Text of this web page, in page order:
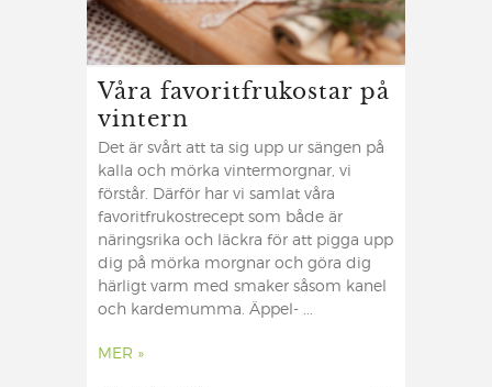
Våra favoritfrukostar på
vintern
Det är svårt att ta sig upp ur sängen på
kalla och mörka vintermorgnar, vi
förstår. Därför har vi samlat våra
favoritfrukostrecept som både är
näringsrika och läckra för att pigga upp
dig på mörka morgnar och göra dig
härligt varm med smaker såsom kanel
och kardemumma. Äppel- ...
MER »